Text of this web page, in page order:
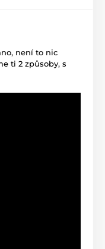
není to nic
ti 2 způsoby, s